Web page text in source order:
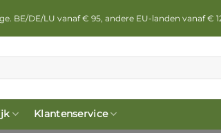
BE/DE/LU vanaf € 95, andere EU-landen vanaf €
Klantenservice